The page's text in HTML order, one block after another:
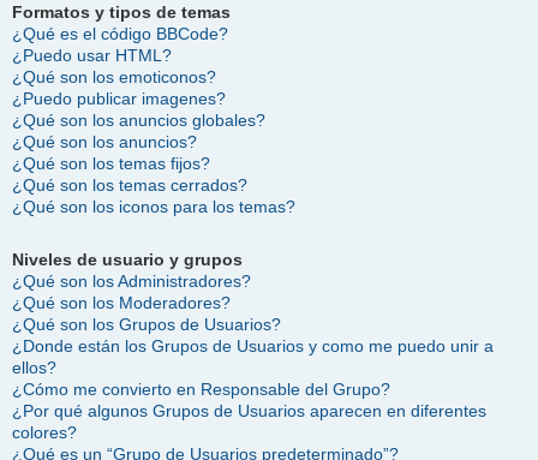
Formatos y tipos de temas
¿Qué es el código BBCode?
¿Puedo usar HTML?
¿Qué son los emoticonos?
¿Puedo publicar imagenes?
¿Qué son los anuncios globales?
¿Qué son los anuncios?
¿Qué son los temas fijos?
¿Qué son los temas cerrados?
¿Qué son los iconos para los temas?
Niveles de usuario y grupos
¿Qué son los Administradores?
¿Qué son los Moderadores?
¿Qué son los Grupos de Usuarios?
¿Donde están los Grupos de Usuarios y como me puedo unir a
ellos?
¿Cómo me convierto en Responsable del Grupo?
¿Por qué algunos Grupos de Usuarios aparecen en diferentes
colores?
¿Qué es un “Grupo de Usuarios predeterminado”?